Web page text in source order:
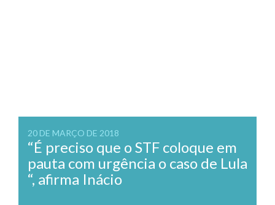
20 DE MARÇO DE 2018
“É preciso que o STF coloque em
pauta com urgência o caso de Lula
“, afirma Inácio